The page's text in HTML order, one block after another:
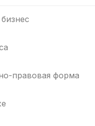
правовая форма